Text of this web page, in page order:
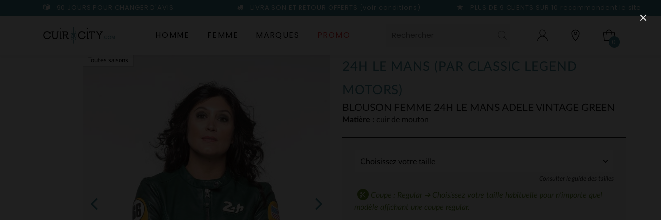
90 JOURS POUR CHANGER D'AVIS LIVRAISON ET RETOUR OFFERTS (voir conditions) PLUS DE 9 CLIENTS SUR 10 recommandent le site
HOMME FEMME MARQUES PROMO
0
24H LE MANS (PAR CLASSIC LEGEND
MOTORS)
BLOUSON FEMME 24H LE MANS ADELE VINTAGE GREEN
Toutes saisons
Matière : cuir de mouton
Consulter le guide des tailles
Coupe : Regular ➔ Choisissez votre taille habituelle pour n'importe quel
modèle affichant une coupe regular.